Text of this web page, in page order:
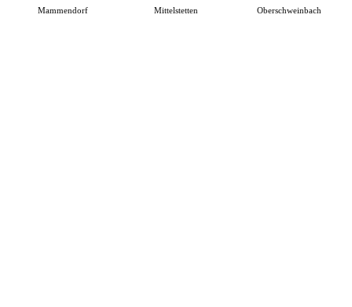
Mammendorf Mittelstetten Oberschweinbach